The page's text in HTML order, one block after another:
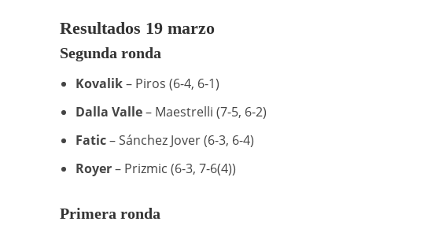
Resultados 19 marzo
Segunda ronda
Kovalik– Piros (6-4, 6-1)
Dalla Valle– Maestrelli (7-5, 6-2)
Fatic– Sánchez Jover (6-3, 6-4)
Royer– Prizmic (6-3, 7-6(4))
Primera ronda